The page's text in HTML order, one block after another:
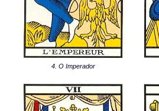
4. O Imperador